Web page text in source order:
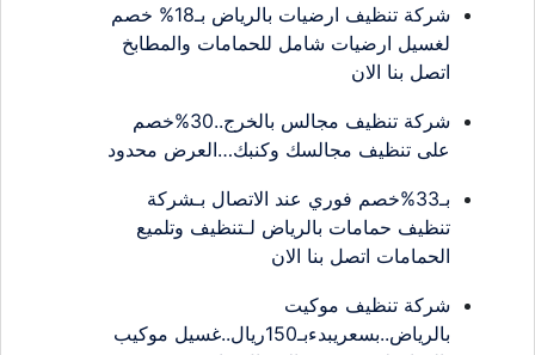
شركة تنظيف ارضيات بالرياض بـ18% خصم
لغسيل ارضيات شامل للحمامات والمطابخ
اتصل بنا الان
شركة تنظيف مجالس بالخرج..30%خصم
على تنظيف مجالسك وكنبك…العرض محدود
بـ33%خصم فوري عند الاتصال بـشركة
تنظيف حمامات بالرياض لـتنظيف وتلميع
الحمامات اتصل بنا الان
شركة تنظيف موكيت
بالرياض..بسعريبدءبـ150ريال..غسيل موكيب